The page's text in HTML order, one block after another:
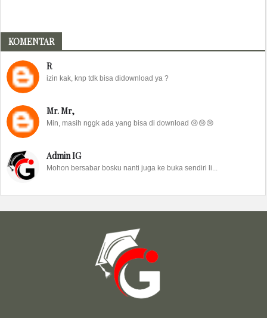
KOMENTAR
R
izin kak, knp tdk bisa didownload ya ?
Mr. Mr,
Min, masih nggk ada yang bisa di download 😢😢😢
Admin IG
Mohon bersabar bosku nanti juga ke buka sendiri li...